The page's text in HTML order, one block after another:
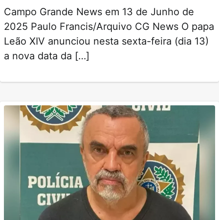
Campo Grande News em 13 de Junho de
2025 Paulo Francis/Arquivo CG News O papa
Leão XIV anunciou nesta sexta-feira (dia 13)
a nova data da […]